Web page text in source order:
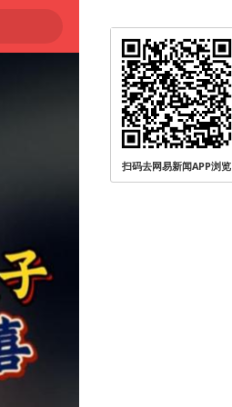
扫码去网易新闻APP浏览